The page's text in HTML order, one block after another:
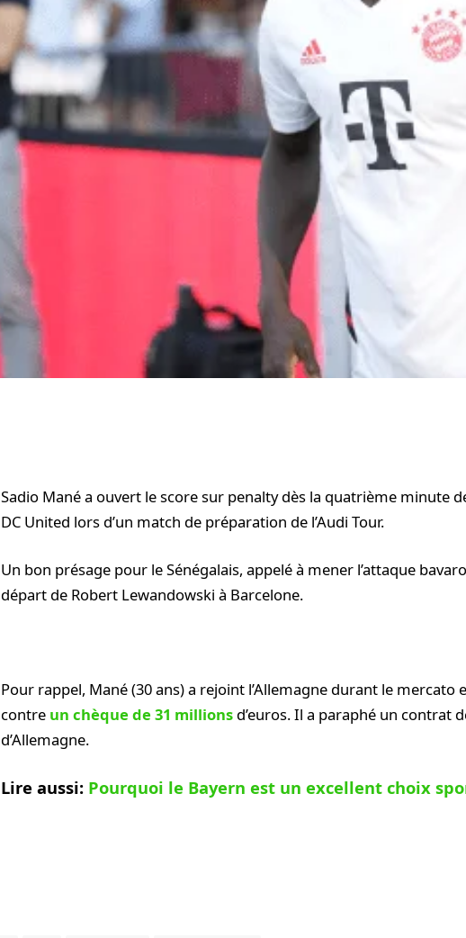
Sadio Mané a ouvert le score sur penalty dès la quatrième minute
DC United lors d’un match de préparation de l’Audi Tour.
Un bon présage pour le Sénégalais, appelé à mener l’attaque
départ de Robert Lewandowski à Barcelone.
Pour rappel, Mané (30 ans) a rejoint l’Allemagne durant le mercato
contre un chèque de 31 millions d’euros. Il a paraphé un contrat
d’Allemagne.
Lire aussi: Pourquoi le Bayern est un excellent choix